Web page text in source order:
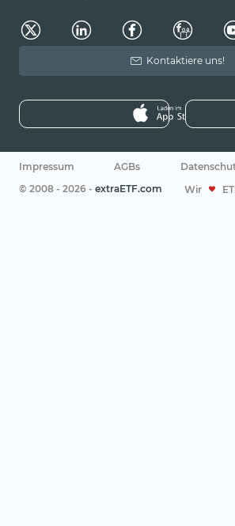
Kontaktiere uns!
Impressum AGBs
© 2008 - 2026 - extraETF.com Wir